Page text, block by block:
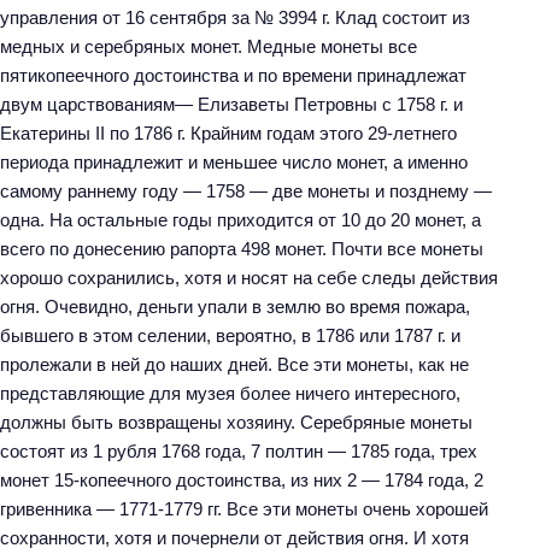
управления от 16 сентября за № 3994 г. Клад состоит из
медных и серебряных монет. Медные монеты все
пятикопеечного достоинства и по времени принадлежат
двум царствованиям— Елизаветы Петровны с 1758 г. и
Екатерины II по 1786 г. Крайним годам этого 29-летнего
периода принадлежит и меньшее число монет, а именно
самому раннему году — 1758 — две монеты и позднему —
одна. На остальные годы приходится от 10 до 20 монет, а
всего по донесению рапорта 498 монет. Почти все монеты
хорошо сохранились, хотя и носят на себе следы действия
огня. Очевидно, деньги упали в землю во время пожара,
бывшего в этом селении, вероятно, в 1786 или 1787 г. и
пролежали в ней до наших дней. Все эти монеты, как не
представляющие для музея более ничего интересного,
должны быть возвращены хозяину. Серебряные монеты
состоят из 1 рубля 1768 года, 7 полтин — 1785 года, трех
монет 15-копеечного достоинства, из них 2 — 1784 года, 2
гривенника — 1771-1779 гг. Все эти монеты очень хорошей
сохранности, хотя и почернели от действия огня. И хотя